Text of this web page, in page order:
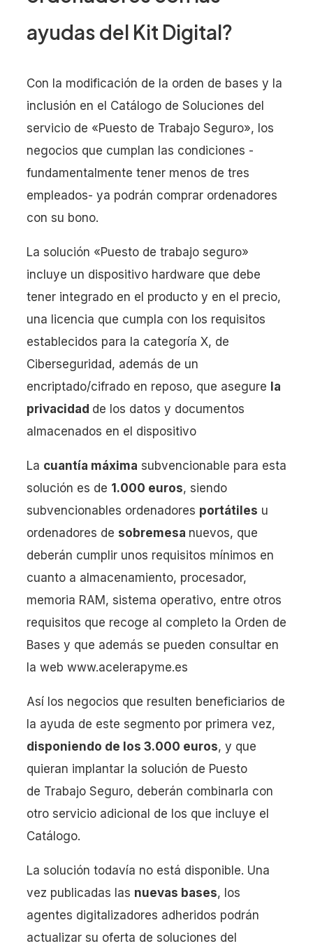
ayudas del Kit Digital?
Con la modificación de la orden de bases y la
inclusión en el Catálogo de Soluciones del
servicio de «Puesto de Trabajo Seguro», los
negocios que cumplan las condiciones -
fundamentalmente tener menos de tres
empleados- ya podrán comprar ordenadores
con su bono.
La solución «Puesto de trabajo seguro»
incluye un dispositivo hardware que debe
tener integrado en el producto y en el precio,
una licencia que cumpla con los requisitos
establecidos para la categoría X, de
Ciberseguridad, además de un
encriptado/cifrado en reposo, que asegure la
privacidad de los datos y documentos
almacenados en el dispositivo
La cuantía máxima subvencionable para esta
solución es de 1.000 euros, siendo
subvencionables ordenadores portátiles u
ordenadores de sobremesa nuevos, que
deberán cumplir unos requisitos mínimos en
cuanto a almacenamiento, procesador,
memoria RAM, sistema operativo, entre otros
requisitos que recoge al completo la Orden de
Bases y que además se pueden consultar en
la web www.acelerapyme.es
Así los negocios que resulten beneficiarios de
la ayuda de este segmento por primera vez,
disponiendo de los 3.000 euros, y que
quieran implantar la solución de Puesto
de Trabajo Seguro, deberán combinarla con
otro servicio adicional de los que incluye el
Catálogo.
La solución todavía no está disponible. Una
vez publicadas las nuevas bases, los
agentes digitalizadores adheridos podrán
actualizar su oferta de soluciones del